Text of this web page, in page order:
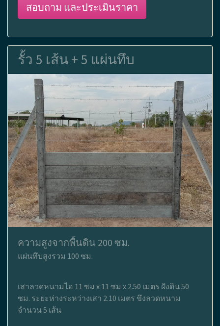
สอบถาม และประเมินราคา
รั้ว 5 เส้น + 5 แผ่นทึบ
ความสูงจากพื้นดิน 200 ซม.
แผ่นทึบสูงรวม 100 ซม.
เสาลวดหนามไอ 11 ซม x 11 ซม x 2.50 เมตร ฝังดิน 50
ซม. ระยะห่างระหว่างเสา 2.10 เมตร ขึงลวดหนาม
จำนวน 5 เส้น